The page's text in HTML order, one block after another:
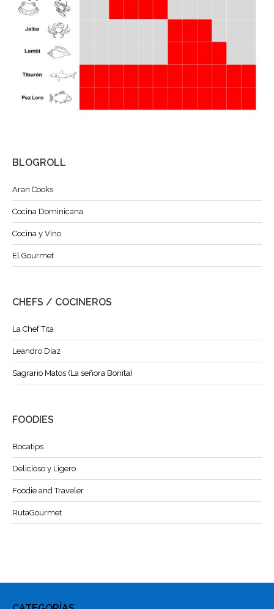
BLOGROLL
Aran Cooks
Cocina Dominicana
Cocina y Vino
El Gourmet
CHEFS / COCINEROS
La Chef Tita
Leandro Díaz
Sagrario Matos (La señora Bonita)
FOODIES
Bocatips
Delicioso y Ligero
Foodie and Traveler
RutaGourmet